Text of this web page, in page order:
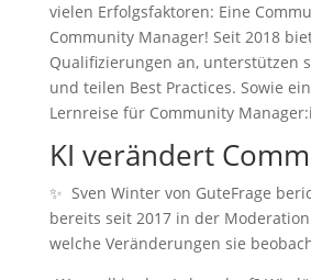
vielen Erfolgsfaktoren: Eine
Community Manager! Seit 2018
Qualifizierungen an, unterstützen
und teilen Best Practices. Sowie
Lernreise für Community
KI verändert
✨ Sven Winter von GuteFrage
bereits seit 2017 in der
welche Veränderungen sie